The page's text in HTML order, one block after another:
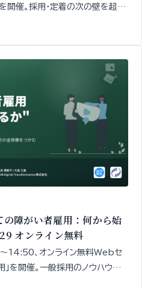
開催。採用・定着の次の壁を超え
・成長支援」の設計の出発点を、
の障がい者雇用：何から始
オンライン無料
、オンライン無料Webセ
を開催。一般採用のノウハウだ
め方の全体像と「最初の一手」